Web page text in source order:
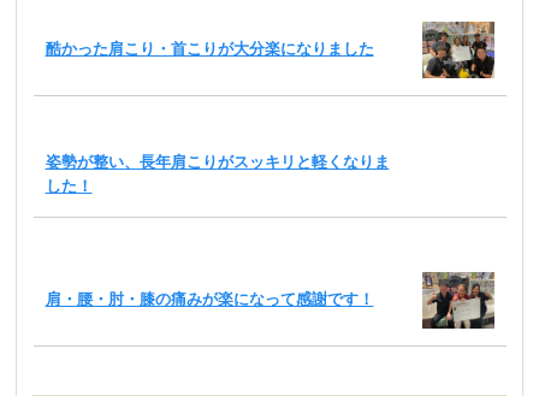
酷かった肩こり・首こりが大分楽になりました
姿勢が整い、長年肩こりがスッキリと軽くなりま
した！
肩・腰・肘・膝の痛みが楽になって感謝です！